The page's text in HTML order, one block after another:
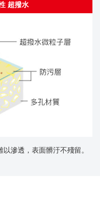
超撥水
滲透，表面髒汙不殘留。